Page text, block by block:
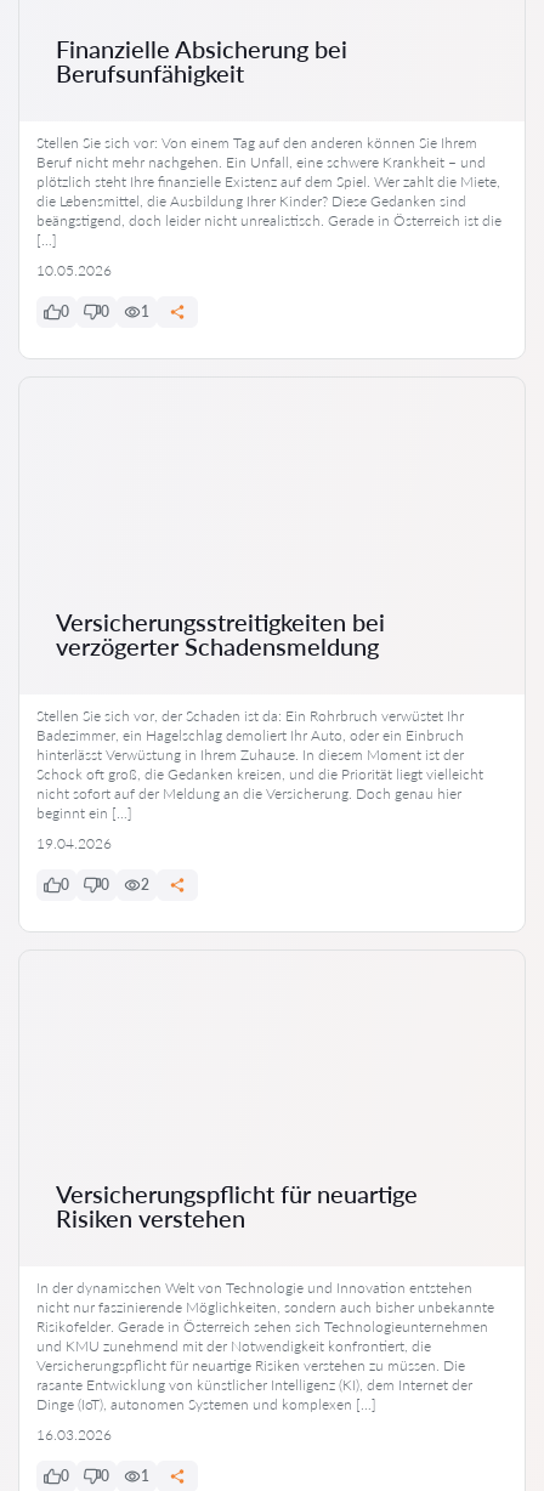
Finanzielle Absicherung bei
Berufsunfähigkeit
Stellen Sie sich vor: Von einem Tag auf den anderen können Sie Ihrem
Beruf nicht mehr nachgehen. Ein Unfall, eine schwere Krankheit – und
plötzlich steht Ihre finanzielle Existenz auf dem Spiel. Wer zahlt die Miete,
die Lebensmittel, die Ausbildung Ihrer Kinder? Diese Gedanken sind
beängstigend, doch leider nicht unrealistisch. Gerade in Österreich ist die
[…]
10.05.2026
0 0 1
Versicherungsstreitigkeiten bei
verzögerter Schadensmeldung
Stellen Sie sich vor, der Schaden ist da: Ein Rohrbruch verwüstet Ihr
Badezimmer, ein Hagelschlag demoliert Ihr Auto, oder ein Einbruch
hinterlässt Verwüstung in Ihrem Zuhause. In diesem Moment ist der
Schock oft groß, die Gedanken kreisen, und die Priorität liegt vielleicht
nicht sofort auf der Meldung an die Versicherung. Doch genau hier
beginnt ein […]
19.04.2026
0 0 2
Versicherungspflicht für neuartige
Risiken verstehen
In der dynamischen Welt von Technologie und Innovation entstehen
nicht nur faszinierende Möglichkeiten, sondern auch bisher unbekannte
Risikofelder. Gerade in Österreich sehen sich Technologieunternehmen
und KMU zunehmend mit der Notwendigkeit konfrontiert, die
Versicherungspflicht für neuartige Risiken verstehen zu müssen. Die
rasante Entwicklung von künstlicher Intelligenz (KI), dem Internet der
Dinge (IoT), autonomen Systemen und komplexen […]
16.03.2026
0 0 1